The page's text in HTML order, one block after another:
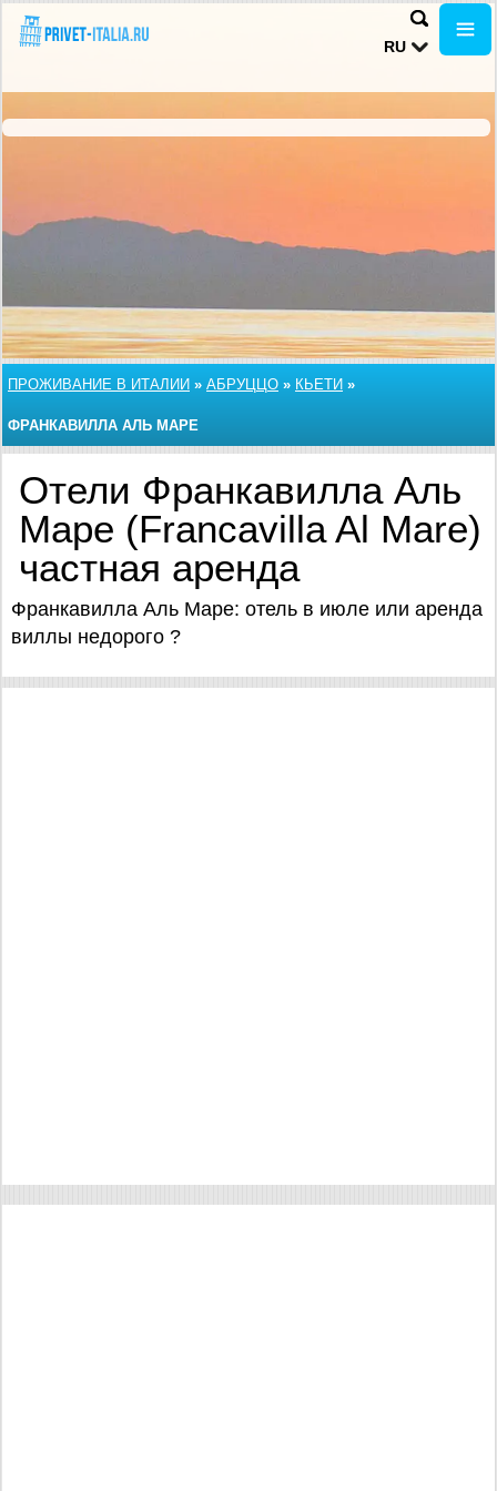
RU
ПРОЖИВАНИЕ В ИТАЛИИ » АБРУЦЦО » КЬЕТИ »
ФРАНКАВИЛЛА АЛЬ МАРЕ
Отели Франкавилла Аль
Маре (Francavilla Al Mare)
частная аренда
Франкавилла Аль Маре: отель в июле или аренда
виллы недорого ?